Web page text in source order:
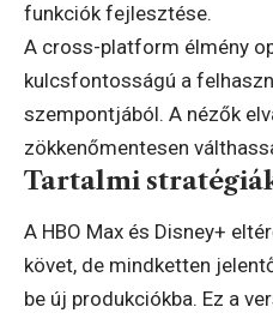
funkciók fejlesztése.
A cross-platform élmény
kulcsfontosságú a
szempontjából. A nézők
zökkenőmentesen
Tartalmi
A HBO Max és Disney+
követ, de mindketten
be új produkciókba. Ez a